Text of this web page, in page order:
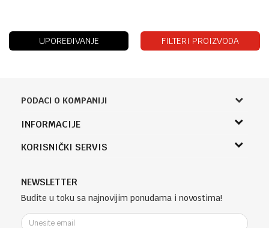
UPOREĐIVANJE FILTERI PROIZVODA
PODACI O KOMPANIJI
Knjižara Kultura
Knjaza Miloša 3A
Telefon (uprava firme Sladaboni d.o.o)
051 303 460
e-knjizara@knjizarakultura.com
INFORMACIJE
O nama
Kontakt
Klub povjerenja "Knjižara Kultura"
KORISNIČKI SERVIS
Politika privatnosti
Kako kupiti
Načini plaćanja
NEWSLETTER
Budite u toku sa najnovijim ponudama i novostima!